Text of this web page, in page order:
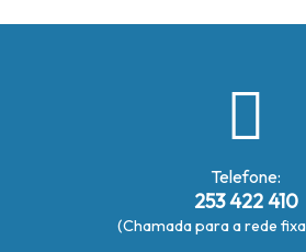
Telefone:
253 422 410
(Chamada para a rede